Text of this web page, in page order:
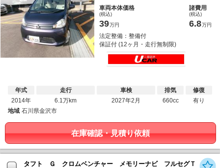
車両本体価格
(税込)
39万円
諸費用
(税込)
6.8万円
法定整備：整備付
保証付 (12ヶ月・走行無制限)
年式
2014年
走行
6.1万km
車検
2027年2月
排気
660cc
修復
有り
地域 石川県金沢市
在庫確認・見積り依頼
タフト Ｇ クロムベンチャー メモリーナビ フルセグＴ